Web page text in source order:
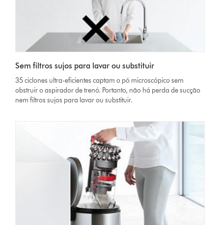
Sem filtros sujos para lavar ou substituir
35 ciclones ultra-eficientes captam o pó microscópico sem
obstruir o aspirador de trenó. Portanto, não há perda de sucção
nem filtros sujos para lavar ou substituir.